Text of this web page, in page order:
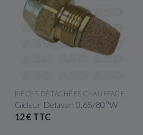
APERÇU RAPIDE
PIÈCES DÉTACHÉES CHAUFFAGE
Gicleur Delavan 0,65/80°W
12 € TTC